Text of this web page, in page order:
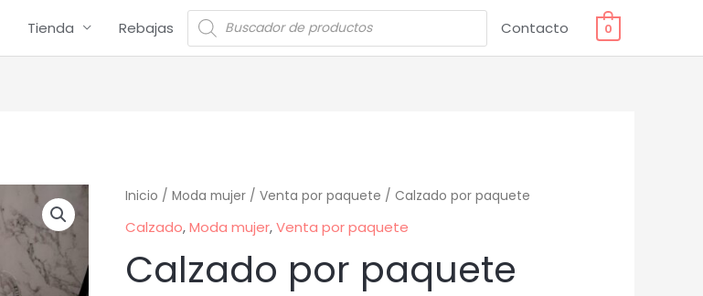
Tienda Rebajas Contacto 0
Inicio / Moda mujer/ Venta por paquete / Calzado por paquete
Calzado,Moda mujer,Venta por paquete
Calzado por paquete